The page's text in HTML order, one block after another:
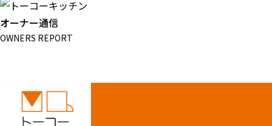
オーナー通信
OWNERS REPORT